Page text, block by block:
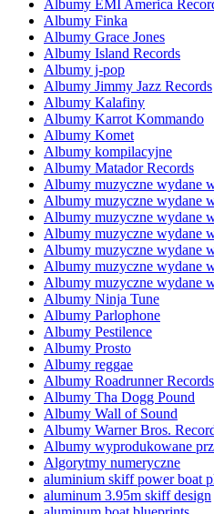
Albumy EMI America
Albumy Finka
Albumy Grace Jones
Albumy Island Records
Albumy j-pop
Albumy Jimmy Jazz Records
Albumy Kalafiny
Albumy Karrot Kommando
Albumy Komet
Albumy kompilacyjne
Albumy Matador Records
Albumy muzyczne wydane
Albumy muzyczne wydane
Albumy muzyczne wydane
Albumy muzyczne wydane
Albumy muzyczne wydane
Albumy muzyczne wydane
Albumy muzyczne wydane
Albumy Ninja Tune
Albumy Parlophone
Albumy Pestilence
Albumy Prosto
Albumy reggae
Albumy Roadrunner Records
Albumy Tha Dogg Pound
Albumy Wall of Sound
Albumy Warner Bros.
Albumy wyprodukowane
Algorytmy numeryczne
aluminium skiff power boat
aluminum 3.95m skiff design